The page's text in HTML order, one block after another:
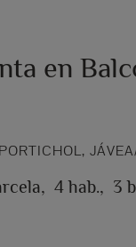
en
4 hab., 3